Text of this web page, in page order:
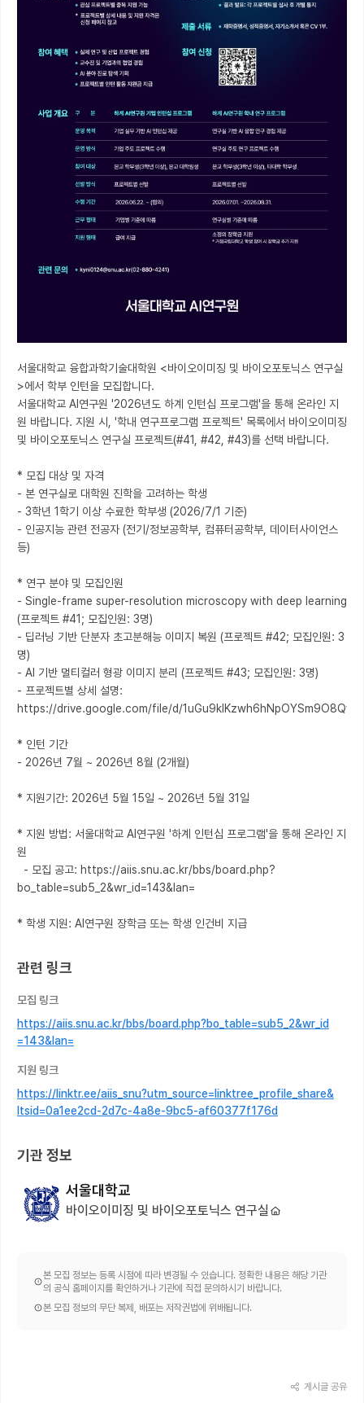
서울대학교 융합과학기술대학원 <바이오이미징 및 바이오포토닉스 연구실
>에서 학부 인턴을 모집합니다.
서울대학교 AI연구원 '2026년도 하계 인턴십 프로그램'을 통해 온라인 지
원 바랍니다. 지원 시, '학내 연구프로그램 프로젝트' 목록에서 바이오이미징
및 바이오포토닉스 연구실 프로젝트(#41, #42, #43)를 선택 바랍니다.
* 모집 대상 및 자격
- 본 연구실로 대학원 진학을 고려하는 학생
- 3학년 1학기 이상 수료한 학부생 (2026/7/1 기준)
- 인공지능 관련 전공자 (전기/정보공학부, 컴퓨터공학부, 데이터사이언스
등)
* 연구 분야 및 모집인원
- Single-frame super-resolution microscopy with deep learning
(프로젝트 #41; 모집인원: 3명)
- 딥러닝 기반 단분자 초고분해능 이미지 복원 (프로젝트 #42; 모집인원: 3
명)
- AI 기반 멀티컬러 형광 이미지 분리 (프로젝트 #43; 모집인원: 3명)
- 프로젝트별 상세 설명:
https://drive.google.com/file/d/
* 인턴 기간
- 2026년 7월 ~ 2026년 8월 (2개월)
* 지원기간: 2026년 5월 15일 ~ 2026년 5월 31일
* 지원 방법: 서울대학교 AI연구원 '하계 인턴십 프로그램'을 통해 온라인 지
원
bo_table=sub5_2&wr_id=143&lan=
* 학생 지원: AI연구원 장학금 또는 학생 인건비 지급
관련 링크
모집 링크
https://aiis.snu.ac.kr/bbs/board.php?bo_table=sub5_2&wr_id
=143&lan=
지원 링크
https://linktr.ee/aiis_snu?utm_source=linktree_profile_share&
ltsid=0a1ee2cd-2d7c-4a8e-9bc5-af60377f176d
기관 정보
서울대학교
바이오이미징 및 바이오포토닉스 연구실
본 모집 정보는 등록 시점에 따라 변경될 수 있습니다. 정확한 내용은 해당 기관
의 공식 홈페이지를 확인하거나 기관에 직접 문의하시기 바랍니다.
본 모집 정보의 무단 복제, 배포는 저작권법에 위배됩니다.
게시글 공유